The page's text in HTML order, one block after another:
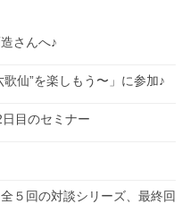
さんへ♪
歌仙”を楽しもう〜」に参加♪
日目のセミナー
５回の対談シリーズ、最終回